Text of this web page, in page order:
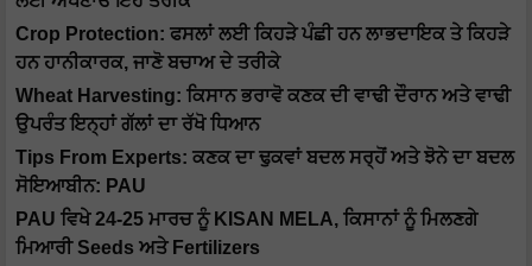
Crop Protection: ਫਸਲਾਂ ਲਈ ਕਿਹੜੇ ਪੰਛੀ ਹਨ ਲਾਭਦਾਇਕ ਤੇ ਕਿਹੜੇ
ਹਨ ਹਾਨੀਕਾਰਕ, ਜਾਣੋ ਬਚਾਅ ਦੇ ਤਰੀਕੇ
Wheat Harvesting: ਕਿਸਾਨ ਭਰਾਵੋ ਕਣਕ ਦੀ ਵਾਢੀ ਦੌਰਾਨ ਅਤੇ ਵਾਢੀ
ਉਪਰੰਤ ਇਨ੍ਹਾਂ ਗੱਲਾਂ ਦਾ ਰੱਖੋ ਧਿਆਨ
Tips From Experts: ਕਣਕ ਦਾ ਢੁਕਵਾਂ ਬਦਲ ਸਰ੍ਹੋਂ ਅਤੇ ਝੋਨੇ ਦਾ ਬਦਲ
ਸੋਇਆਬੀਨ: PAU
PAU ਵਿਖੇ 24-25 ਮਾਰਚ ਨੂੰ KISAN MELA, ਕਿਸਾਨਾਂ ਨੂੰ ਮਿਲਣਗੇ
ਮਿਆਰੀ Seeds ਅਤੇ Fertilizers